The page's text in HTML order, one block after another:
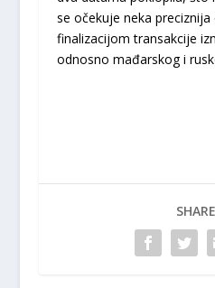
se očekuje neka preciznija
finalizacijom transakcije
odnosno mađarskog i